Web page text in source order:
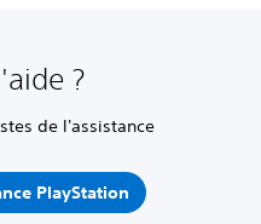
?
de l'assistance
PlayStation